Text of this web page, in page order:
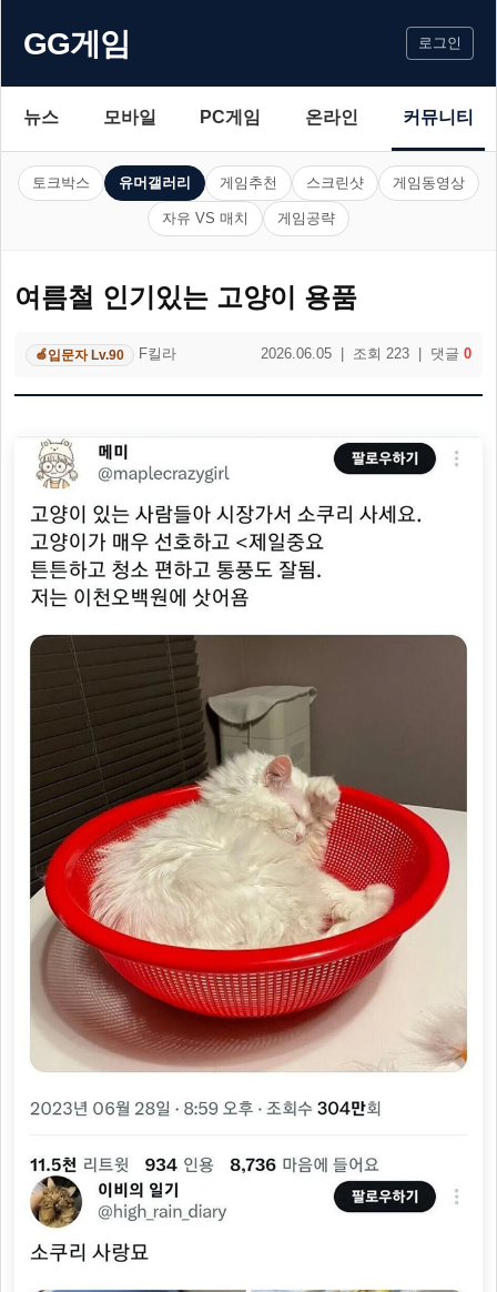
GG게임 로그인
뉴스 모바일 PC게임 온라인 커뮤니티
토크박스 유머갤러리 게임추천 스크린샷 게임동영상
자유 VS 매치 게임공략
여름철 인기있는 고양이 용품
🍏입문자 Lv.90 F킬라 2026.06.05 | 조회 223 | 댓글 0